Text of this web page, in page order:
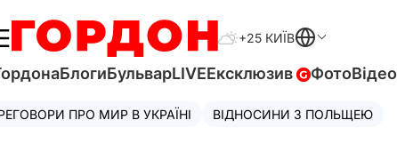
+25 КИЇВ
БлогиБульварLIVEЕксклюзив ФотоВідео
ПРО МИР В УКРАЇНІ ВІДНОСИНИ З ПОЛЬЩЕЮ